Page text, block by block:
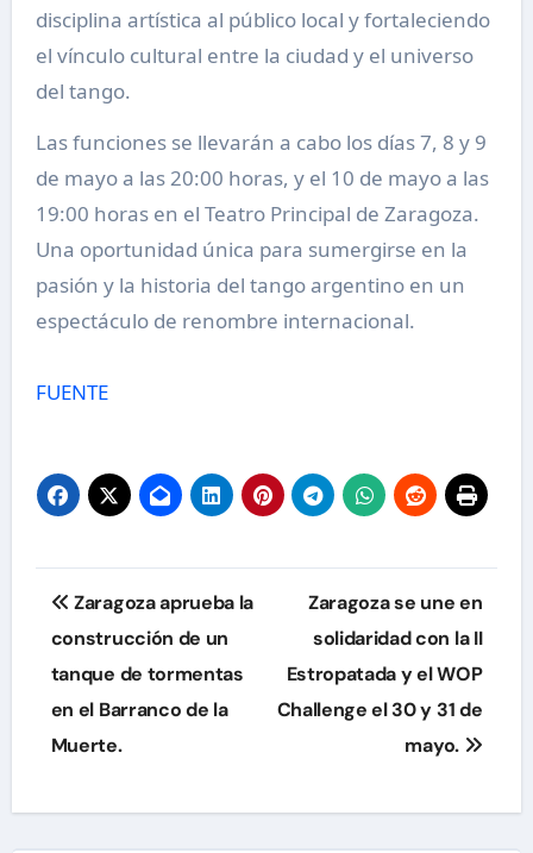
disciplina artística al público local y fortaleciendo
el vínculo cultural entre la ciudad y el universo
del tango.
Las funciones se llevarán a cabo los días 7, 8 y 9
de mayo a las 20:00 horas, y el 10 de mayo a las
19:00 horas en el Teatro Principal de Zaragoza.
Una oportunidad única para sumergirse en la
pasión y la historia del tango argentino en un
espectáculo de renombre internacional.
FUENTE
Navegación
de
entradas
Zaragoza aprueba la
construcción de un
tanque de tormentas
en el Barranco de la
Muerte.
Zaragoza se une en
solidaridad con la II
Estropatada y el WOP
Challenge el 30 y 31 de
mayo.